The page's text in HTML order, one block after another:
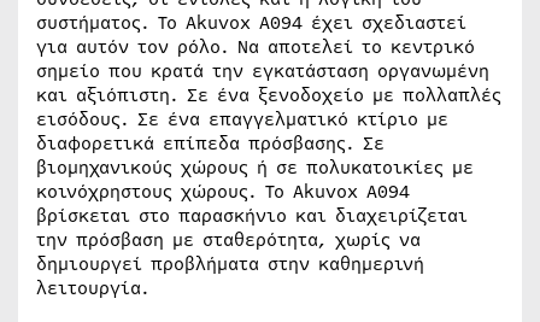
συστήματος. Το Akuvox A094 έχει σχεδιαστεί
για αυτόν τον ρόλο. Να αποτελεί το κεντρικό
σημείο που κρατά την εγκατάσταση οργανωμένη
και αξιόπιστη. Σε ένα ξενοδοχείο με πολλαπλές
εισόδους. Σε ένα επαγγελματικό κτίριο με
διαφορετικά επίπεδα πρόσβασης. Σε
βιομηχανικούς χώρους ή σε πολυκατοικίες με
κοινόχρηστους χώρους. Το Akuvox A094
βρίσκεται στο παρασκήνιο και διαχειρίζεται
την πρόσβαση με σταθερότητα, χωρίς να
δημιουργεί προβλήματα στην καθημερινή
λειτουργία.